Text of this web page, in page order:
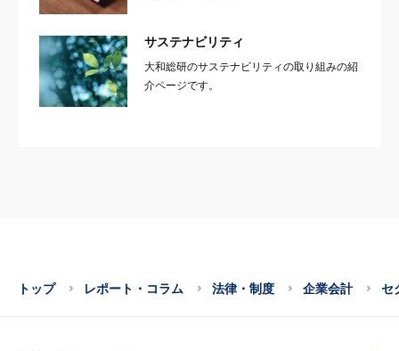
サステナビリティ
大和総研のサステナビリティの取り組みの紹
介ページです。
トップ レポート・コラム 法律・制度 企業会計 セ